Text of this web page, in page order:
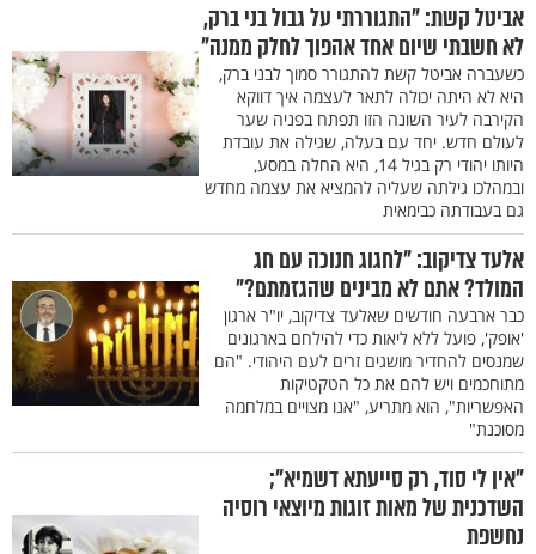
אביטל קשת: "התגוררתי על גבול בני ברק,
לא חשבתי שיום אחד אהפוך לחלק ממנה"
כשעברה אביטל קשת להתגורר סמוך לבני ברק,
היא לא היתה יכולה לתאר לעצמה איך דווקא
הקירבה לעיר השונה הזו תפתח בפניה שער
לעולם חדש. יחד עם בעלה, שגילה את עובדת
היותו יהודי רק בגיל 14, היא החלה במסע,
ובמהלכו גילתה שעליה להמציא את עצמה מחדש
גם בעבודתה כבימאית
אלעד צדיקוב: "לחגוג חנוכה עם חג
המולד? אתם לא מבינים שהגזמתם?"
כבר ארבעה חודשים שאלעד צדיקוב, יו"ר ארגון
'אופק', פועל ללא ליאות כדי להילחם בארגונים
שמנסים להחדיר מושגים זרים לעם היהודי. "הם
מתוחכמים ויש להם את כל הטקטיקות
האפשריות", הוא מתריע, "אנו מצויים במלחמה
מסוכנת"
"אין לי סוד, רק סייעתא דשמיא";
השדכנית של מאות זוגות מיוצאי רוסיה
נחשפת